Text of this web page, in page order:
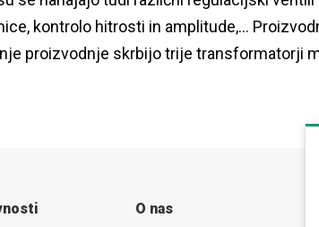
kontrolo hitrosti in amplitude,…
proizvodnje skrbijo trije transformatorji
O nas